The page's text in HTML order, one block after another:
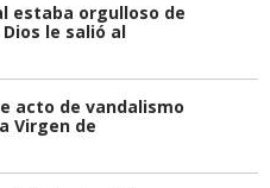
estaba orgulloso de
le salió al
acto de vandalismo
Virgen de